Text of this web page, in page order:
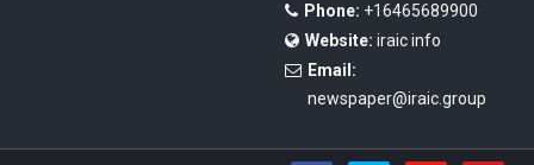
Phone: +16465689900
Website: iraic info
Email:
newspaper@iraic.group